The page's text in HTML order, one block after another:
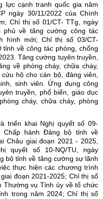
lực cạnh tranh quốc gia năm
ngày 30/11/2022 của Chính
Chỉ thị số 01/CT- TTg, ngày
phủ về tăng cường công tác
hình mới; Chỉ thị số 03/CT-
tỉnh về công tác phòng, chống
Tăng cường tuyên truyền,
về phòng cháy, chữa cháy,
hộ cho cán bộ, đảng viên,
sinh viên. Ứng dụng công
truyền, phổ biến, giáo dục
cháy, chữa cháy, phòng
triển khai Nghị quyết số 09-
Chấp hành Đảng bộ tỉnh về
Châu giai đoạn 2021 - 2025,
quyết số 10-NQ/TU, ngày
bộ tỉnh về tăng cường sự lãnh
thực hiện các chương trình
đoạn 2021-2025; Chỉ thị số
Thường vụ Tỉnh ủy về tổ chức
trong năm 2024; Chỉ thị số